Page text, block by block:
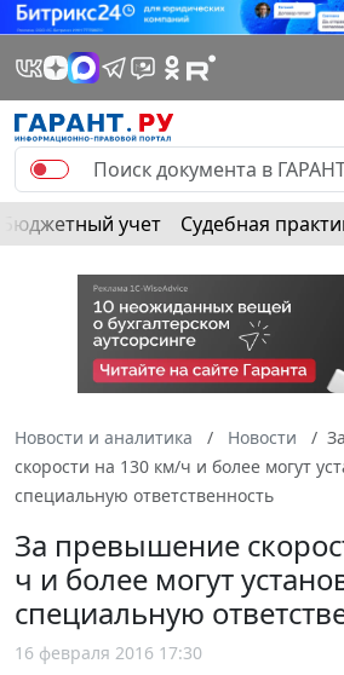
Бюджетный учет Судебная
Новости и аналитика Новости
скорости на 130 км/ч и более могут
специальную ответственность
За превышение
ч и более могут
специальную
16 февраля 2016 17:30